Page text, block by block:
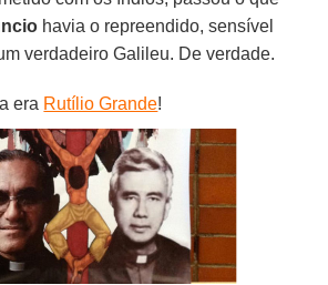
havia o repreendido, sensível
verdadeiro Galileu. De verdade.
era Rutílio Grande!